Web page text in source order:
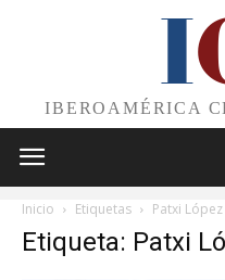
I
IBEROAMÉRICA
Inicio Etiquetas Patxi López
Etiqueta: Patxi